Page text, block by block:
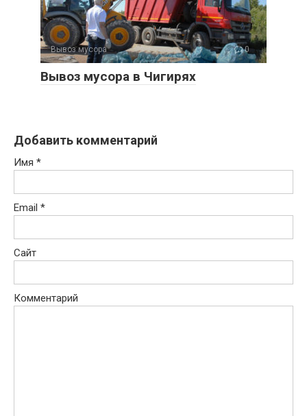
Вывоз мусора 0
Вывоз мусора в Чигирях
Добавить комментарий
Имя *
Email *
Сайт
Комментарий